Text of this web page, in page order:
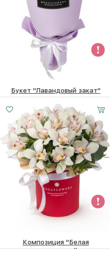
Букет "Лавандовый закат"
4350
Композиция "Белая
жемчужина"